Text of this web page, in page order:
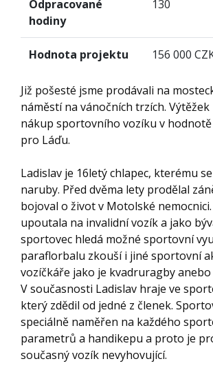
Odpracované
hodiny
130
Hodnota projektu 156 000
Již pošesté jsme prodávali na
náměstí na vánočních trzích.
nákup sportovního vozíku v hodnotě
pro Láďu.
Ladislav je 16letý chlapec, kterému
naruby. Před dvěma lety prodělal
bojoval o život v Motolské
upoutala na invalidní vozík a jako
sportovec hledá možné sportovní
paraflorbalu zkouší i jiné sportovní
vozíčkáře jako je kvadruragby
V současnosti Ladislav hraje ve
který zdědil od jedné z členek.
speciálně naměřen na každého
parametrů a handikepu a proto je
současný vozík nevyhovující.